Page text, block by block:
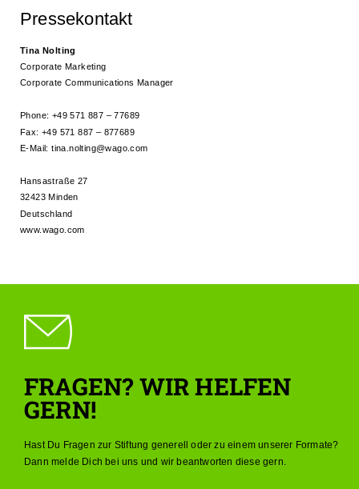
Pressekontakt
Tina Nolting
Corporate Marketing
Corporate Communications Manager
Phone: +49 571 887 – 77689
Fax: +49 571 887 – 877689
E-Mail:tina.nolting@wago.com
Hansastraße 27
32423 Minden
Deutschland
www.wago.com
FRAGEN? WIR HELFEN
GERN!
Hast Du Fragen zur Stiftung generell oder zu einem unserer Formate?
Dann melde Dich bei uns und wir beantworten diese gern.